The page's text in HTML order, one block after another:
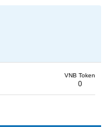
VNB Token
0